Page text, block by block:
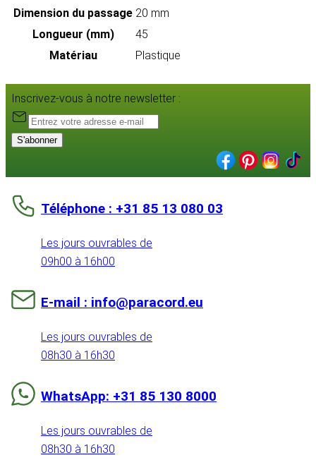
Dimension du passage 20 mm
Longueur (mm)
45
Matériau
Plastique
Inscrivez-vous à notre newsletter :
S'abonner
Téléphone : +31 85 13 080 03
Les jours ouvrables de
09h00 à 16h00
E-mail : info@paracord.eu
Les jours ouvrables de
08h30 à 16h30
WhatsApp: +31 85 130 8000
Les jours ouvrables de
08h30 à 16h30